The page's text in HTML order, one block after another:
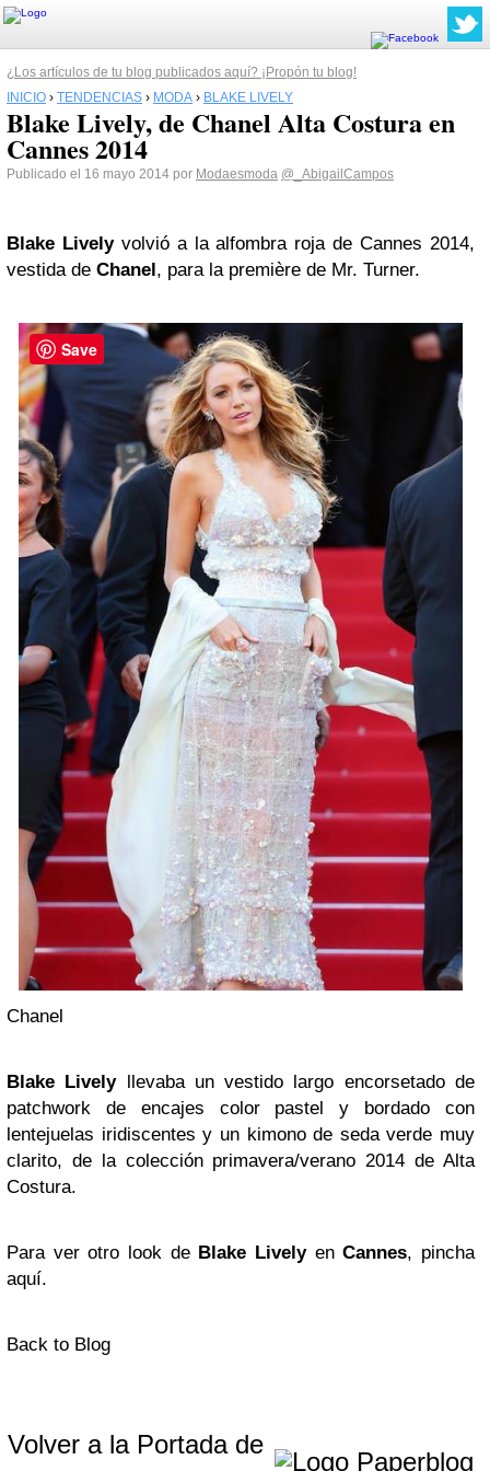
¿Los artículos de tu blog publicados aquí? ¡Propón tu blog!
INICIO › TENDENCIAS › MODA › BLAKE LIVELY
Blake Lively, de Chanel Alta Costura en
Cannes 2014
Publicado el 16 mayo 2014 por Modaesmoda @_AbigailCampos
Blake Livelyvolvió a la alfombra roja de Cannes 2014,
vestida de Chanel, para la première de Mr. Turner.
Chanel
Blake Livelyllevaba un vestido largo encorsetado de
patchwork de encajes color pastel y bordado con
lentejuelas iridiscentes y un kimono de seda verde muy
clarito, de la colección primavera/verano 2014 de Alta
Costura.
Para ver otro look de Blake LivelyenCannes, pincha
aquí.
Back to Blog
Volver a la Portada de
Save